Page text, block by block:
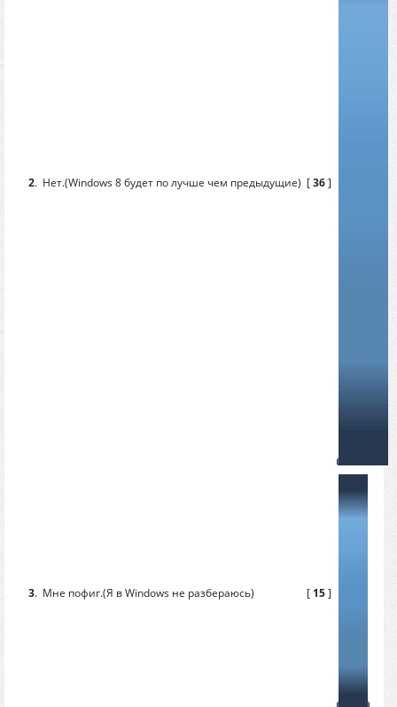
2. Нет.(Windows 8 будет по лучше чем предыдущие) [36]
3. Мне пофиг.(Я в Windows не разбераюсь) [ 15]